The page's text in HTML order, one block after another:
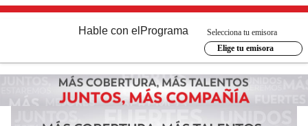
Hable con el Programa
Selecciona tu emisora
Elige tu emisora